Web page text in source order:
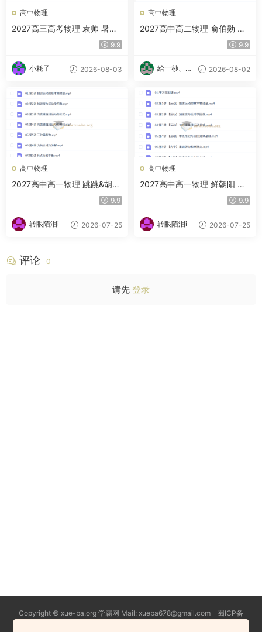
高中物理
2027高三高考物理 袁帅 暑假
9.9
小耗子 2026-08-03
高中物理
2027高中高二物理 俞伯勋 暑
9.9
給一秒、心
2026-08-02
高中物理
2027高中高一物理 跳跳&胡婷
9.9
转眼陌泪i 2026-07-25
高中物理
2027高中高一物理 鲜朝阳 一
9.9
转眼陌泪i 2026-07-25
评论 0
请先 登录
Copyright © xue-ba.org 学霸网 Mail: xueba678@gmail.com 蜀ICP备